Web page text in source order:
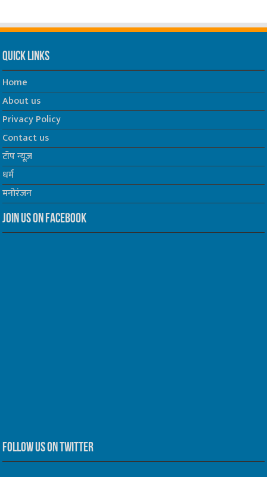
Quick Links
Home
About us
Privacy Policy
Contact us
टॉप न्यूज़
धर्म
मनोरंजन
Join us on Facebook
Follow us on Twitter